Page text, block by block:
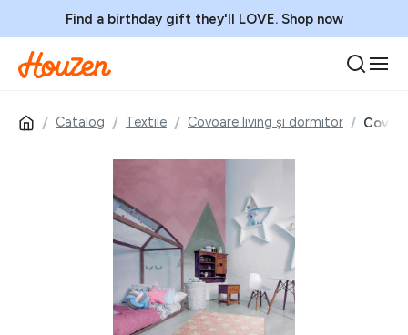
Find a birthday gift they'll LOVE. Shop now
Catalog Textile Covoare living și dormitor Covor